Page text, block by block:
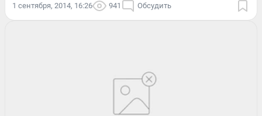
1 сентября, 2014, 16:26 941 Обсудить